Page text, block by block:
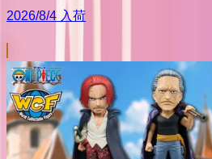
2026/8/4 入荷